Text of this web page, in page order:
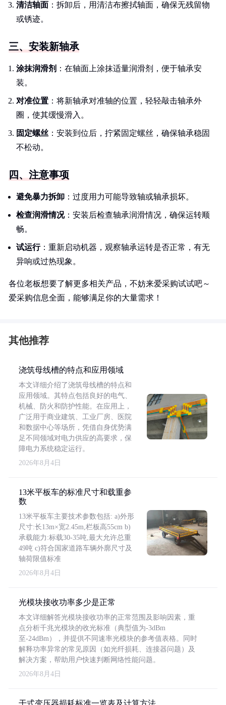
清洁轴面 ：拆卸后，用清洁布擦拭轴面，确保无残留物
或锈迹。
三、安装新轴承
涂抹润滑剂 ：在轴面上涂抹适量润滑剂，便于轴承安
装。
对准位置 ：将新轴承对准轴的位置，轻轻敲击轴承外
圈，使其缓慢滑入。
固定螺丝 ：安装到位后，拧紧固定螺丝，确保轴承稳固
不松动。
四、注意事项
避免暴力拆卸 ：过度用力可能导致轴或轴承损坏。
检查润滑情况：安装后检查轴承润滑情况，确保运转顺
畅。
试运行：重新启动机器，观察轴承运转是否正常，有无
异响或过热现象。
各位老板想要了解更多相关产品，不妨来爱采购试试吧～
爱采购信息全面，能够满足你的大量需求！
其他推荐
浇筑母线槽的特点和应用领域
本文详细介绍了浇筑母线槽的特点和
应用领域。其特点包括良好的电气、
机械、防火和防护性能。在应用上，
广泛用于商业建筑、工业厂房、医院
和数据中心等场所，凭借自身优势满
足不同领域对电力供应的高要求，保
障电力系统稳定运行。
2026年8月4日
13米平板车的标准尺寸和载重参
数
13米平板车主要技术参数包括: a)外形
尺寸:长13m×宽2.45m,栏板高55cm b)
承载能力:标载30-35吨,最大允许总重
49吨 c)符合国家道路车辆外廓尺寸及
轴荷限值标准
2026年8月4日
光模块接收功率多少是正常
本文详细解答光模块接收功率的正常范围及影响因素，重
点分析千兆光模块的收光标准（典型值为-3dBm
至-24dBm），并提供不同速率光模块的参考值表格。同时
解释功率异常的常见原因（如光纤损耗、连接器问题）及
解决方案，帮助用户快速判断网络性能问题。
2026年8月4日
干式变压器损耗标准一览表及计算方法